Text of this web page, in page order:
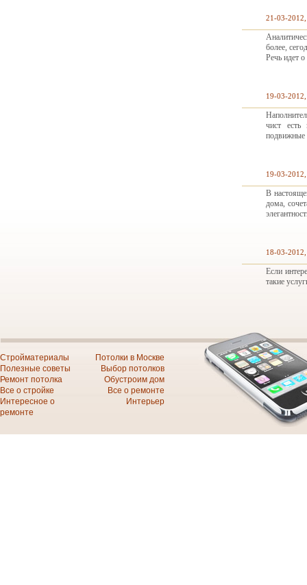
21-03-
более,
Речь идет
19-03-
чист есть
подвижные
19-03-
В
дома,
18-03-
Если
такие
Стройматериалы
Полезные советы
Ремонт потолка
Все о стройке
Интересное о
ремонте
Потолки в Москве
Выбор потолков
Обустроим дом
Все о ремонте
Интерьер